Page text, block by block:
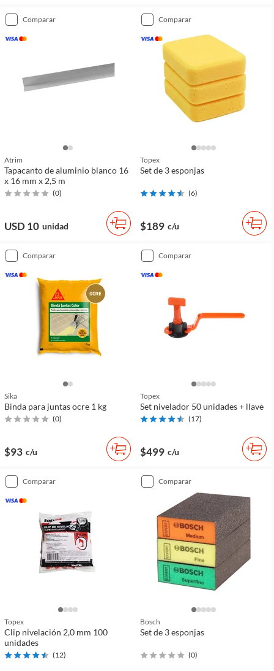
comparar
Atrim
Tapacanto de aluminio blanco 16
x 16 mm x 2,5 m
(0)
USD 10 unidad
comparar
Topex
Set de 3 esponjas
(6)
$189 c/u
comparar
Sika
Binda para juntas ocre 1 kg
(0)
$93 c/u
comparar
Topex
Set nivelador 50 unidades + llave
(17)
$499 c/u
comparar
Topex
Clip nivelación 2,0 mm 100
unidades
(12)
comparar
Bosch
Set de 3 esponjas
(0)